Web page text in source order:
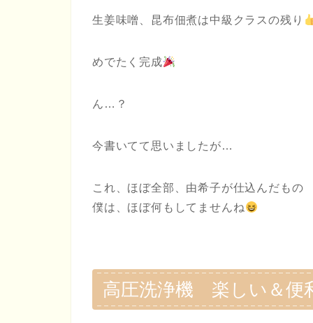
生姜味噌、昆布佃煮は中級クラスの残り
めでたく完成
ん…？
今書いてて思いましたが…
これ、ほぼ全部、由希子が仕込んだもの
僕は、ほぼ何もしてませんね
高圧洗浄機 楽しい＆便